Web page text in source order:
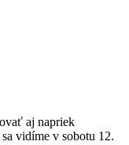
aj napriek
vidíme v sobotu 12.